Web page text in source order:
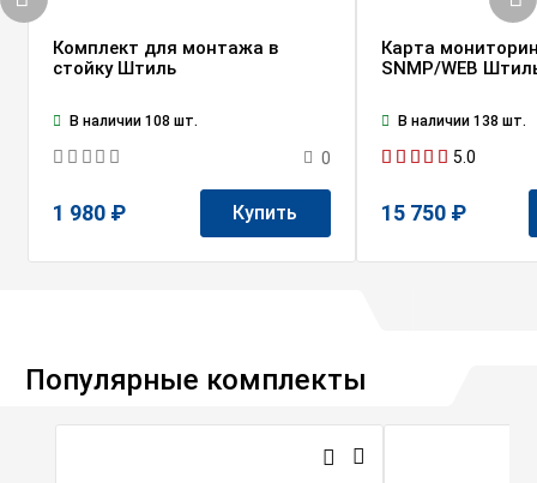
Комплект для монтажа в
стойку Штиль
В наличии 108 шт.
0
1 980 ₽ Купить
Карта
SNMP/WEB
В наличии 138 шт.
5.0
15 750 ₽
Популярные комплекты